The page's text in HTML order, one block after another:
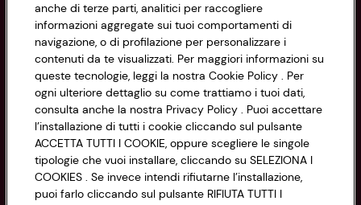
Privacy Policy
Cookie Policy
Impostazioni Cookie
Accessibilità
CONAD SOCIETÀ COOPERATIVA
Via Michelino, 59 | 40127 BOLOGNA
Codice Fiscale e Registro Imprese
di Bologna 00865960157
PARTITA IVA 03320960374
Servizio clienti
anche di terze parti, analitici per raccogliere
informazioni aggregate sui tuoi comportamenti di
navigazione, o di profilazione per personalizzare i
contenuti da te visualizzati. Per maggiori informazioni su
queste tecnologie, leggi la nostra Cookie Policy . Per
ogni ulteriore dettaglio su come trattiamo i tuoi dati,
consulta anche la nostra Privacy Policy . Puoi accettare
l’installazione di tutti i cookie cliccando sul pulsante
ACCETTA TUTTI I COOKIE, oppure scegliere le singole
tipologie che vuoi installare, cliccando su SELEZIONA I
COOKIES . Se invece intendi rifiutarne l’installazione,
puoi farlo cliccando sul pulsante RIFIUTA TUTTI I